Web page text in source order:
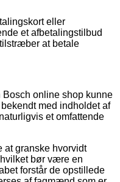
eller
et afbetalingstilbud
at betale
Bosch online shop kunne
med indholdet af
et omfattende
at granske hvorvidt
bør være en
forstår de opstillede